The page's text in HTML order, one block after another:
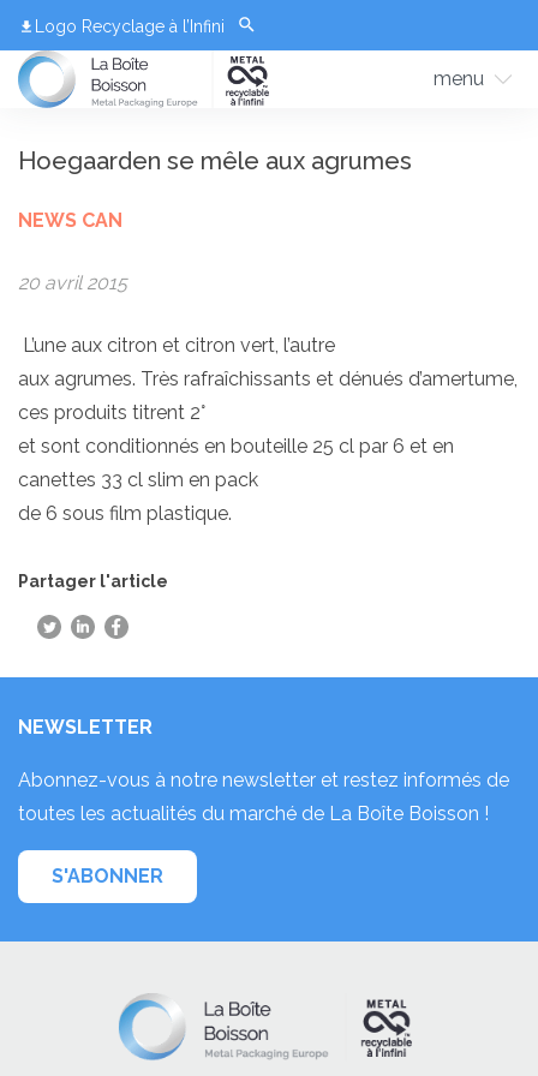
Logo Recyclage à l’Infini
menu
Hoegaarden se mêle aux agrumes
NEWS CAN
20 avril 2015
L’une aux citron et citron vert, l’autre
aux agrumes. Très rafraîchissants et dénués d’amertume,
ces produits titrent 2°
et sont conditionnés en bouteille 25 cl par 6 et en
canettes 33 cl slim en pack
de 6 sous film plastique.
Partager l'article
NEWSLETTER
Abonnez-vous à notre newsletter et restez informés de
toutes les actualités du marché de La Boîte Boisson !
S'ABONNER